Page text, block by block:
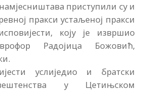
приступили су и
пракси устаљеној пракси
коју је извршио
Радојица Божовић,
услиједио и братски
у Цетињском